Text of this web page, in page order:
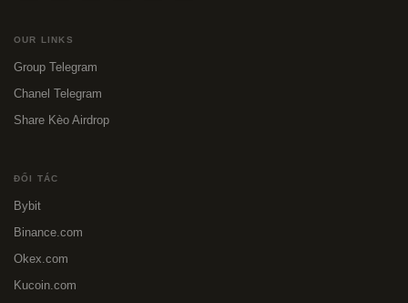
OUR LINKS
Group Telegram
Chanel Telegram
Share Kèo Airdrop
ĐỐI TÁC
Bybit
Binance.com
Okex.com
Kucoin.com